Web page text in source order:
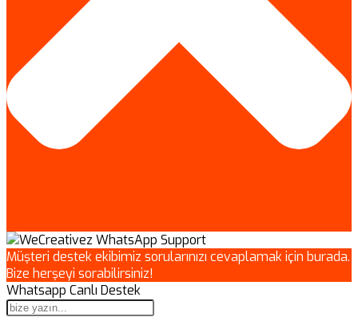
Müşteri destek ekibimiz sorularınızı cevaplamak için burada.
Bize herşeyi sorabilirsiniz!
Whatsapp Canlı Destek